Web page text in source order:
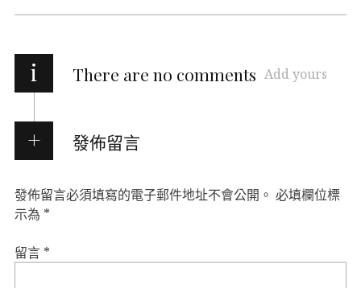
i There are no comments Add yours
發佈留言
發佈留言必須填寫的電子郵件地址不會公開。 必填欄位標
示為 *
留言 *